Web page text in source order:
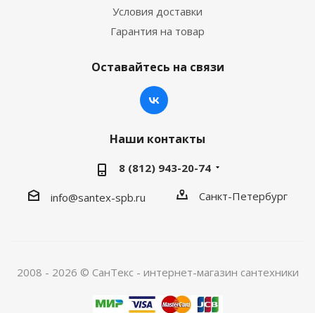
Условия доставки
Гарантия на товар
Оставайтесь на связи
Наши контакты
8 (812) 943-20-74
info@santex-spb.ru Санкт-Петербург
2008 - 2026 © СанТекс - интернет-магазин cантехники